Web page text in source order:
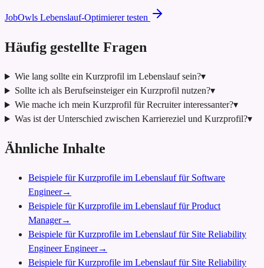
JobOwls Lebenslauf-Optimierer testen
Häufig gestellte Fragen
Wie lang sollte ein Kurzprofil im Lebenslauf sein?▾
Sollte ich als Berufseinsteiger ein Kurzprofil nutzen?▾
Wie mache ich mein Kurzprofil für Recruiter interessanter?▾
Was ist der Unterschied zwischen Karriereziel und Kurzprofil?▾
Ähnliche Inhalte
Beispiele für Kurzprofile im Lebenslauf für Software
Engineer→
Beispiele für Kurzprofile im Lebenslauf für Product
Manager→
Beispiele für Kurzprofile im Lebenslauf für Site Reliability
Engineer Engineer→
Beispiele für Kurzprofile im Lebenslauf für Site Reliability